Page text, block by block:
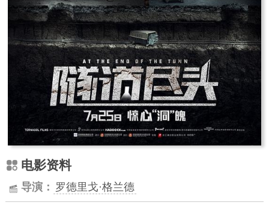
电影资料
导演： 罗德里戈·格兰德